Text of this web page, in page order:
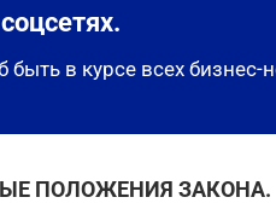
быть в курсе всех бизнес-
ПОЛОЖЕНИЯ ЗАКОНА.